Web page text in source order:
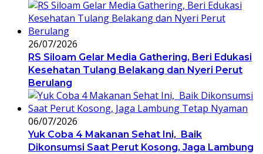
26/07/2026
RS Siloam Gelar Media Gathering, Beri Edukasi
Kesehatan Tulang Belakang dan Nyeri Perut
Berulang
06/07/2026
Yuk Coba 4 Makanan Sehat Ini, Baik
Dikonsumsi Saat Perut Kosong, Jaga Lambung